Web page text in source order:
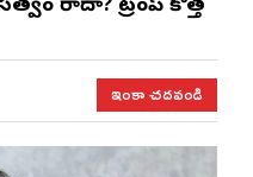
రాదా? ట్రంప్ కొత్త
ఇంకా చదవండి